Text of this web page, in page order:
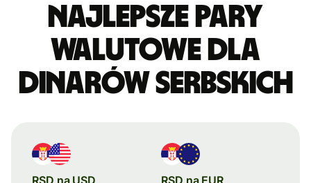
Najlepsze pary
walutowe dla
dinarów serbskich
RSD na USD RSD na EUR